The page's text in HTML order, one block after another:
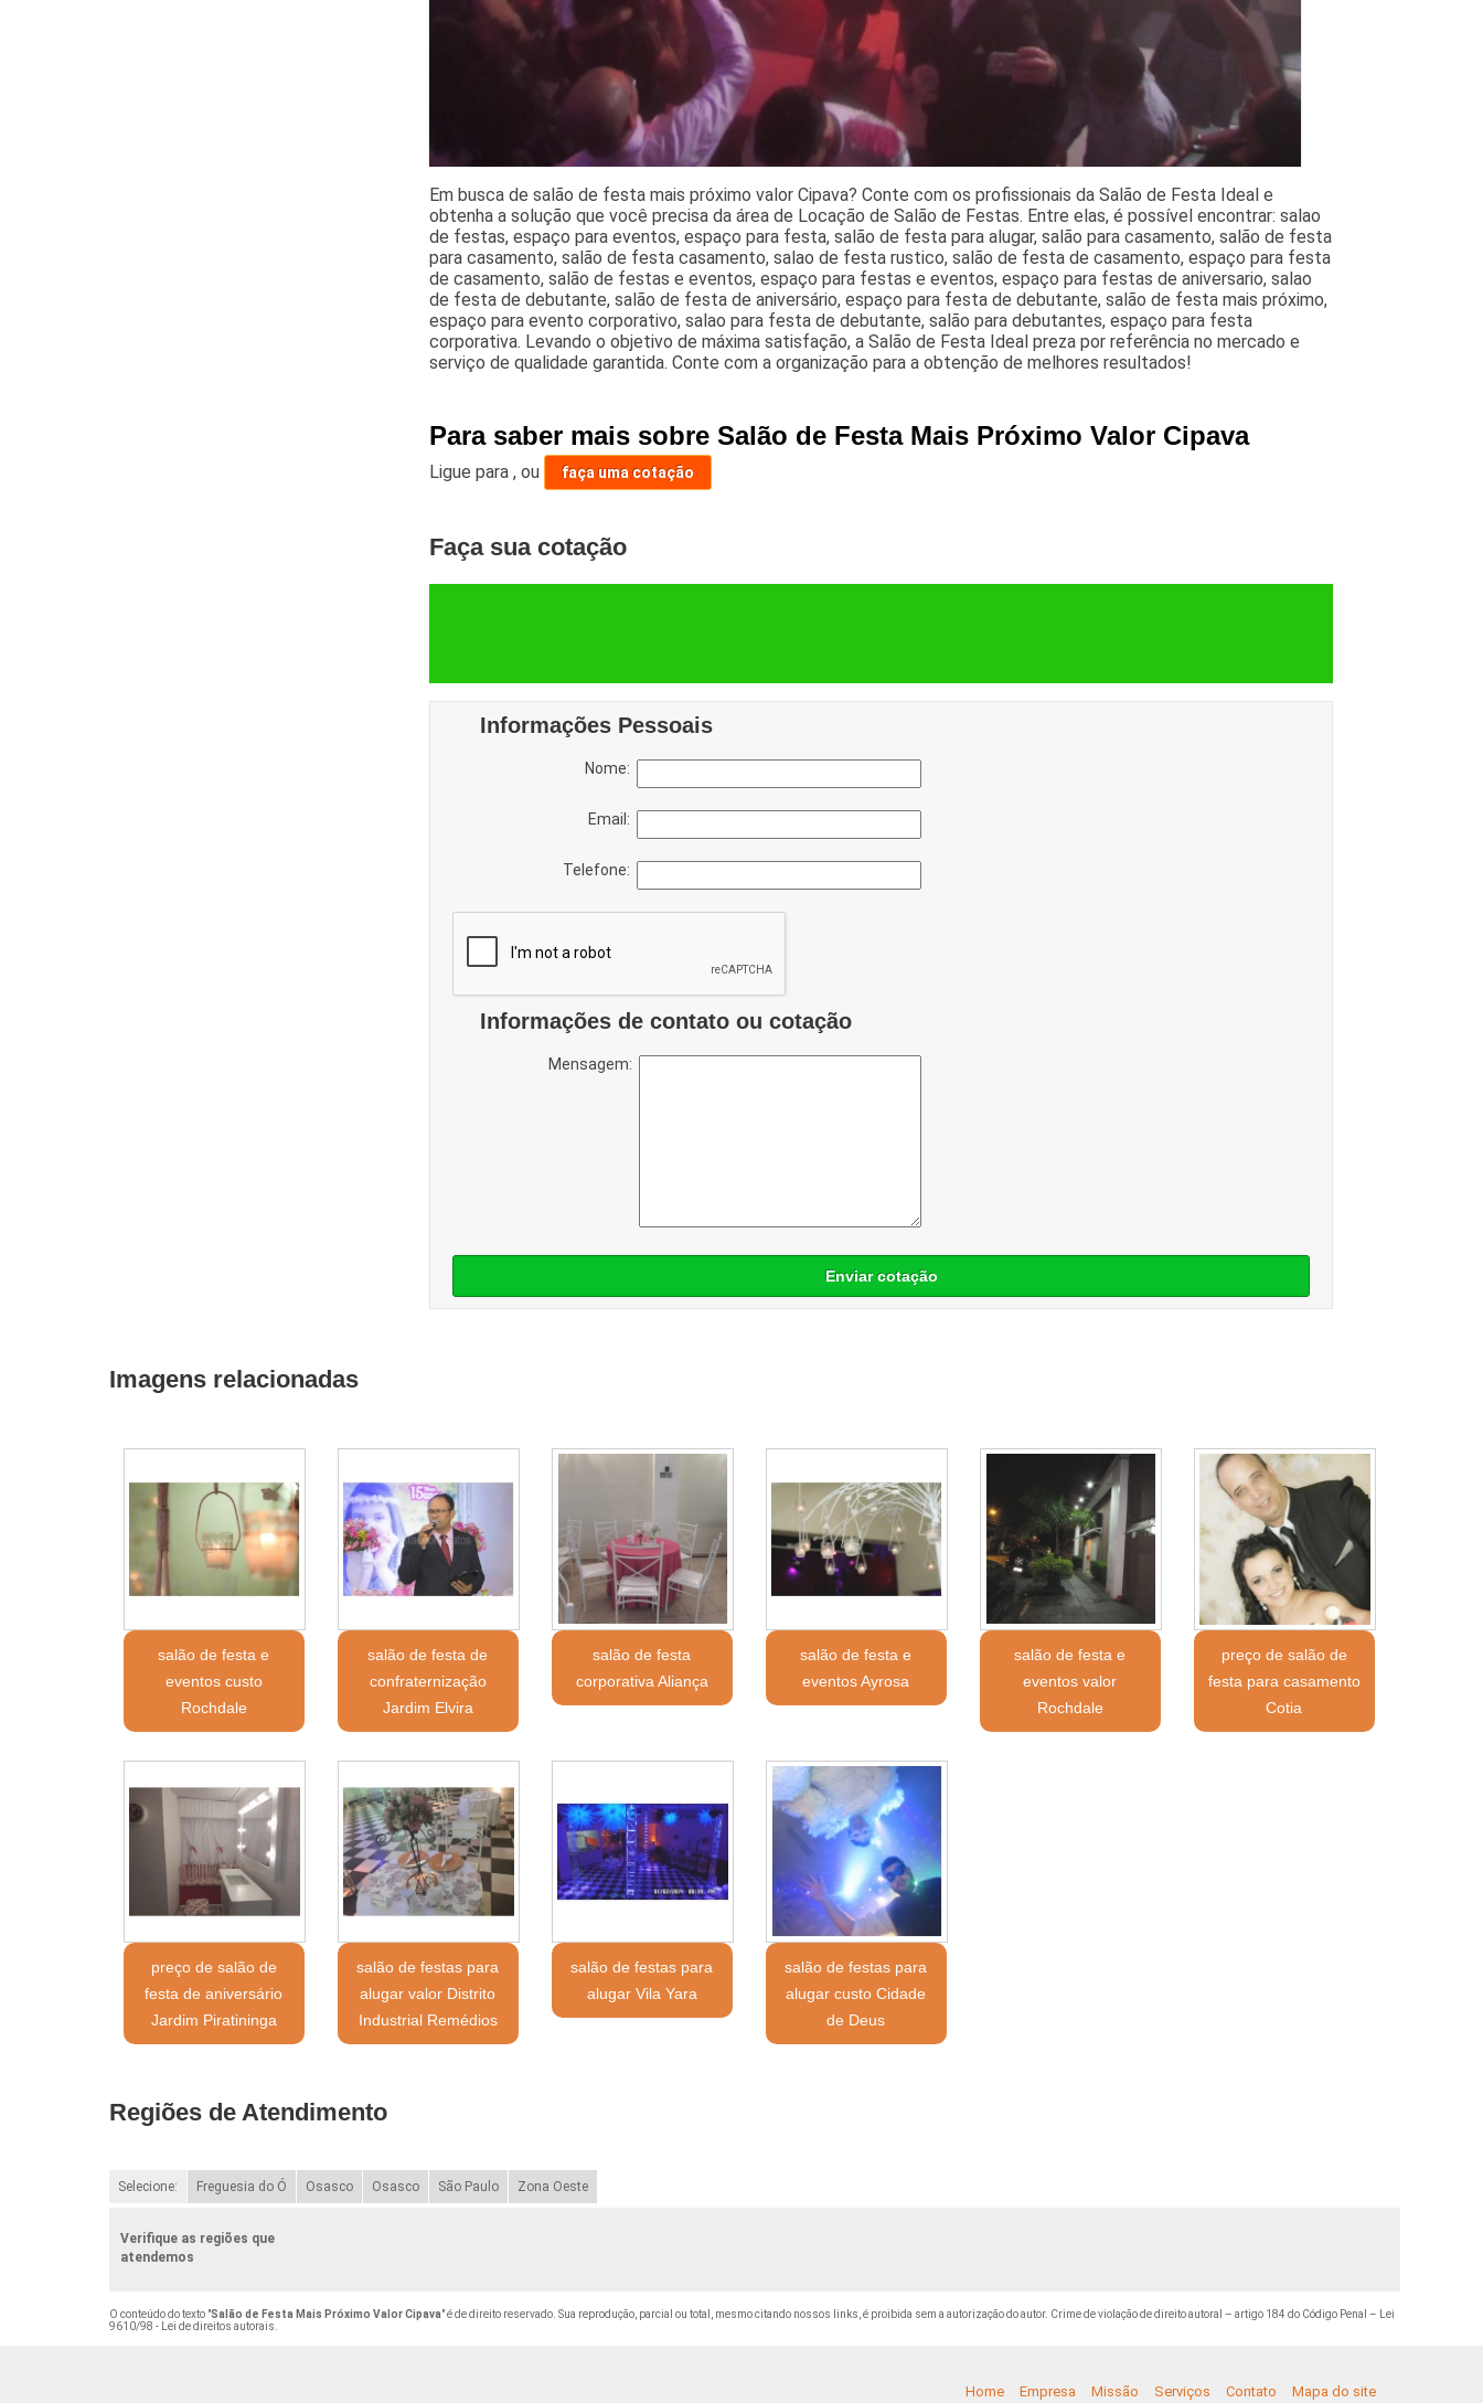
Em busca de salão de festa mais próximo valor Cipava? Conte com os profissionais da Salão de Festa Ideal e
obtenha a solução que você precisa da área de Locação de Salão de Festas. Entre elas, é possível encontrar: salao
de festas, espaço para eventos, espaço para festa, salão de festa para alugar, salão para casamento, salão de festa
para casamento, salão de festa casamento, salao de festa rustico, salão de festa de casamento, espaço para festa
de casamento, salão de festas e eventos, espaço para festas e eventos, espaço para festas de aniversario, salao
de festa de debutante, salão de festa de aniversário, espaço para festa de debutante, salão de festa mais próximo,
espaço para evento corporativo, salao para festa de debutante, salão para debutantes, espaço para festa
corporativa. Levando o objetivo de máxima satisfação, a Salão de Festa Ideal preza por referência no mercado e
serviço de qualidade garantida. Conte com a organização para a obtenção de melhores resultados!
Para saber mais sobre Salão de Festa Mais Próximo Valor Cipava
Ligue para,ou faça uma cotação
Faça sua cotação
Informações Pessoais
Nome:
Email:
Telefone:
Informações de contato ou cotação
Mensagem:
Enviar cotação
Imagens relacionadas
salão de festa e
eventos custo
Rochdale
salão de festa de
confraternização
Jardim Elvira
salão de festa
corporativa Aliança
salão de festa e
eventos Ayrosa
salão de festa e
eventos valor
Rochdale
preço de salão de
festa para casamento
Cotia
preço de salão de
festa de aniversário
Jardim Piratininga
salão de festas para
alugar valor Distrito
Industrial Remédios
salão de festas para
alugar Vila Yara
salão de festas para
alugar custo Cidade
de Deus
Regiões de Atendimento
Selecione: Freguesia do Ó Osasco Osasco São Paulo Zona Oeste
Verifique as regiões que
atendemos
O conteúdo do texto "Salão de Festa Mais Próximo Valor Cipava" é de direito reservado. Sua reprodução, parcial ou total, mesmo citando nossos links, é proibida sem a autorização do autor. Crime de violação de direito autoral – artigo 184 do Código Penal –
Lei
9610/98 - Lei de direitos autorais
Home Empresa Missão Serviços Contato Mapa do site